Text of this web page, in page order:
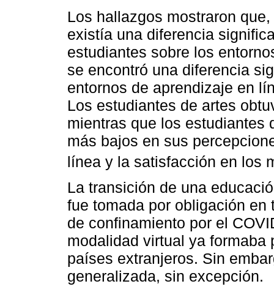
Los hallazgos mostraron
existía una diferencia
estudiantes sobre los
se encontró una diferencia
entornos de aprendizaje en
Los estudiantes de artes
mientras que los estudiantes
más bajos en sus
línea y la satisfacción en los
La transición de una
fue tomada por obligación
de confinamiento por el
modalidad virtual ya
países extranjeros. Sin
generalizada, sin excepción.